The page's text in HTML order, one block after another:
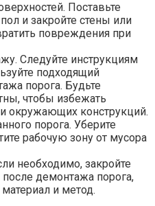
Поставьте
и закройте стены или
повреждения при
Следуйте инструкциям
подходящий
порога.​ Будьте
чтобы избежать
окружающих конструкций.
порога. Уберите
рабочую зону от мусора
необходимо, закройте
демонтажа порога,
и метод.​